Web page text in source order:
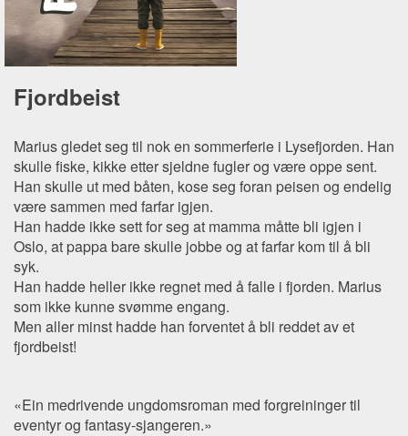
Fjordbeist
Marius gledet seg til nok en sommerferie i Lysefjorden. Han
skulle fiske, kikke etter sjeldne fugler og være oppe sent.
Han skulle ut med båten, kose seg foran peisen og endelig
være sammen med farfar igjen.
Han hadde ikke sett for seg at mamma måtte bli igjen i
Oslo, at pappa bare skulle jobbe og at farfar kom til å bli
syk.
Han hadde heller ikke regnet med å falle i fjorden. Marius
som ikke kunne svømme engang.
Men aller minst hadde han forventet å bli reddet av et
fjordbeist!
«Ein medrivende ungdomsroman med forgreininger til
eventyr og fantasy-sjangeren.»